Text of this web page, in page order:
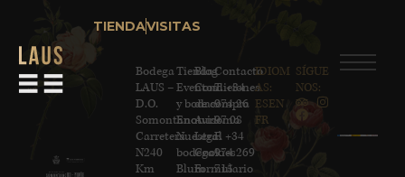
TIENDAVISITAS
Bodega
LAUS –
D.O.
Somontano
Carretera
N240
Km
Tienda
Eventos
y bodas
Enoturismo
Nuestra
bodega
Blum
Blog
Condiciones
de compra
Aviso
Legal
Cookies
Formulario
Contacto
T. +34
974 26
97 08
F. +34
974 269
715
IDIOM
AS:
ESEN
FR
SÍGUE
NOS: